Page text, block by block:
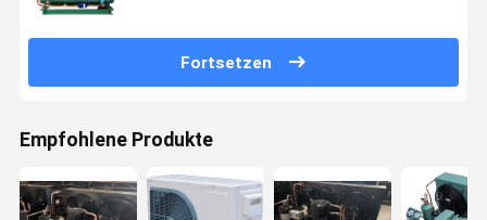
Fortsetzen
Empfohlene Produkte